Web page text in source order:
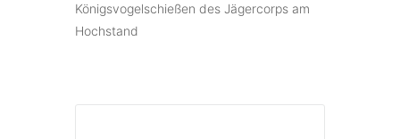
Königsvogelschießen des Jägercorps am
Hochstand